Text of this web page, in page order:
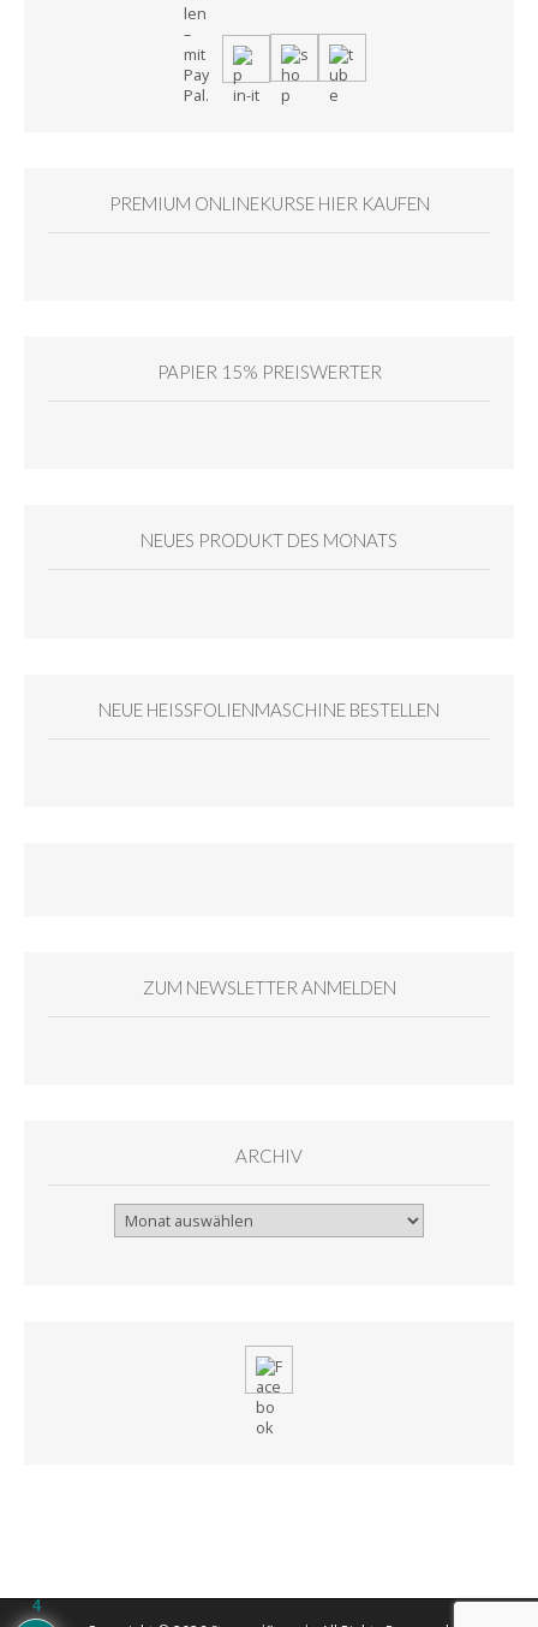
PREMIUM ONLINEKURSE HIER KAUFEN
PAPIER 15% PREISWERTER
NEUES PRODUKT DES MONATS
NEUE HEISSFOLIENMASCHINE BESTELLEN
ZUM NEWSLETTER ANMELDEN
ARCHIV
Archiv
4